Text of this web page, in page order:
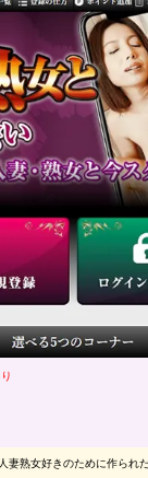
妻熟女好きのために作られ